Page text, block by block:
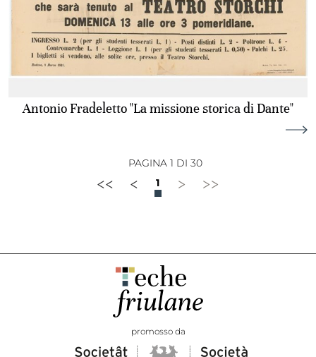
Antonio Fradeletto "La missione storica di Dante"
<< < 1 > >>
PAGINA 1 DI 30
promosso da